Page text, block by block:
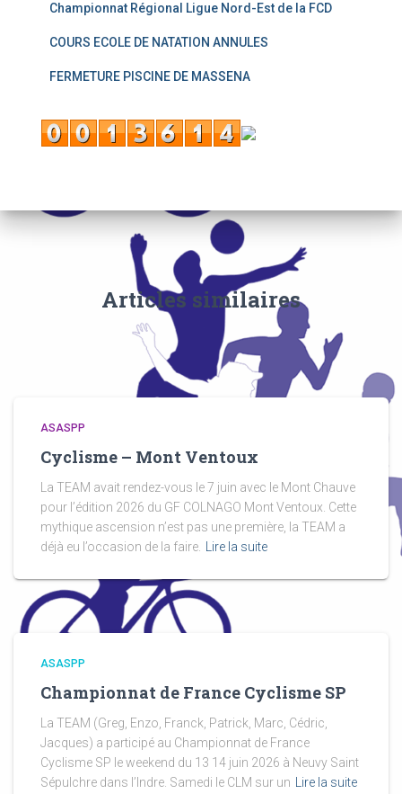
Championnat Régional Ligue Nord-Est de la FCD
COURS ECOLE DE NATATION ANNULES
FERMETURE PISCINE DE MASSENA
Articles similaires
ASASPP
Cyclisme – Mont Ventoux
La TEAM avait rendez-vous le 7 juin avec le Mont Chauve
pour l’édition 2026 du GF COLNAGO Mont Ventoux. Cette
mythique ascension n’est pas une première, la TEAM a
déjà eu l’occasion de la faire. Lire la suite
ASASPP
Championnat de France Cyclisme SP
La TEAM (Greg, Enzo, Franck, Patrick, Marc, Cédric,
Jacques) a participé au Championnat de France
Cyclisme SP le weekend du 13 14 juin 2026 à Neuvy Saint
Sépulchre dans l’Indre. Samedi le CLM sur un Lire la suite